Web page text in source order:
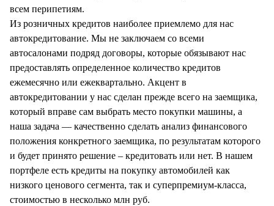
всем перипетиям.
Из розничных кредитов наиболее приемлемо для нас
автокредитование. Мы не заключаем со всеми
автосалонами подряд договоры, которые обязывают нас
предоставлять определенное количество кредитов
ежемесячно или ежеквартально. Акцент в
автокредитовании у нас сделан прежде всего на заемщика,
который вправе сам выбрать место покупки машины, а
наша задача — качественно сделать анализ финансового
положения конкретного заемщика, по результатам которого
и будет принято решение – кредитовать или нет. В нашем
портфеле есть кредиты на покупку автомобилей как
низкого ценового сегмента, так и суперпремиум-класса,
стоимостью в несколько млн руб.